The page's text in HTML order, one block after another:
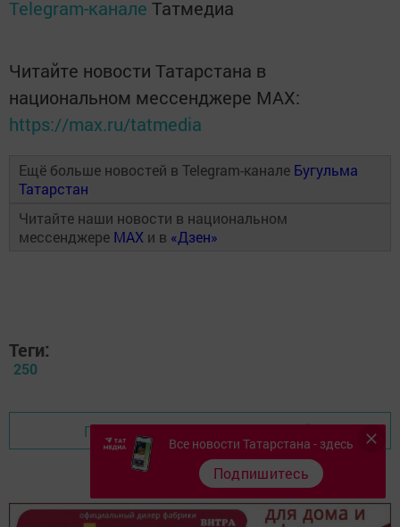
Telegram-канале Татмедиа
Читайте новости Татарстана в
национальном мессенджере MАХ:
https://max.ru/tatmedia
Ещё больше новостей в Telegram-канале Бугульма
Татарстан
Читайте наши новости в национальном
мессенджере MAX и в «Дзен»
Теги:
250
Перейти на страницу новости
Все новости Татарстана - здесь
Подпишитесь